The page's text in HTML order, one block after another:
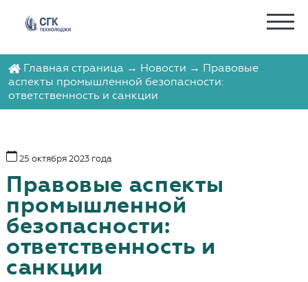
Главная страница → Новости → Правовые
аспекты промышленной безопасности:
ответственность и санкции
25 октября 2023 года
Правовые аспекты
промышленной
безопасности:
ответственность и
санкции